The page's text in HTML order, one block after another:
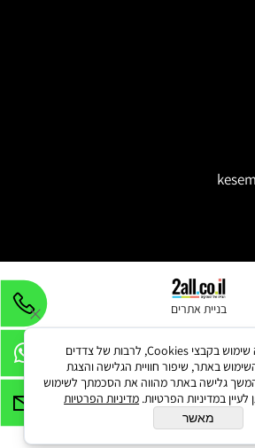
בניית אתרים
לידיעתך, באתרנו נעשה שימוש בקבצי Cookies, לרבות של צדדים
באתר, שיפור חוויית הגלישה והצגת
גלישה באתר מהווה את הסכמתך לשימוש
במדיניות הפרטיות. מדיניות הפרטיות
מאשר